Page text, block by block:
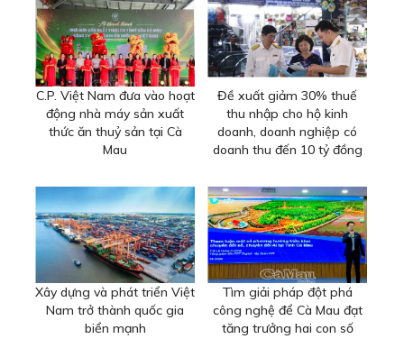
C.P. Việt Nam đưa vào hoạt
động nhà máy sản xuất
thức ăn thuỷ sản tại Cà
Mau
Đề xuất giảm 30% thuế
thu nhập cho hộ kinh
doanh, doanh nghiệp có
doanh thu đến 10 tỷ đồng
Xây dựng và phát triển Việt
Nam trở thành quốc gia
biển mạnh
Tìm giải pháp đột phá
công nghệ để Cà Mau đạt
tăng trưởng hai con số